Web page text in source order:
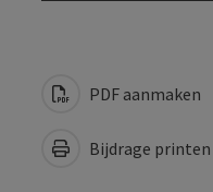
PDF aanmaken
Bijdrage printen